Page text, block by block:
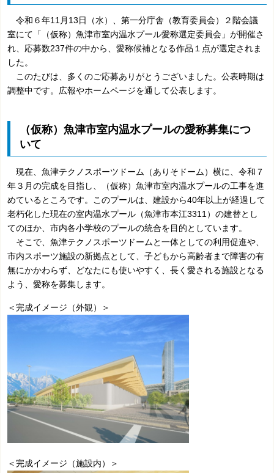
令和６年11月13日（水）、第一分庁舎（教育委員会）２階会議
室にて「（仮称）魚津市室内温水プール愛称選定委員会」が開催さ
れ、応募数237件の中から、愛称候補となる作品１点が選定されま
した。
このたびは、多くのご応募ありがとうございました。公表時期は
調整中です。広報やホームページを通して公表します。
（仮称）魚津市室内温水プールの愛称募集につ
いて
現在、魚津テクノスポーツドーム（ありそドーム）横に、令和７
年３月の完成を目指し、
（仮称）魚津市室内温水プールの工事を進
めているところです。このプールは、建設から40年以上が経過して
老朽化した現在の室内温水プール（魚津市本江3311）の建替とし
てのほか、市内各小学校のプールの統合を目的としています。
そこで、魚津テクノスポーツドームと一体としての利用促進や、
市内スポーツ施設の新拠点として、子どもから高齢者まで障害の有
無にかかわらず、どなたにも使いやすく、長く愛される施設となる
よう、愛称を募集します。
＜完成イメージ（外観）＞
＜完成イメージ（施設内）＞